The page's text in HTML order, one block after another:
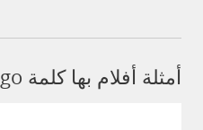
أمثلة أفلام بها كلمة Amigo